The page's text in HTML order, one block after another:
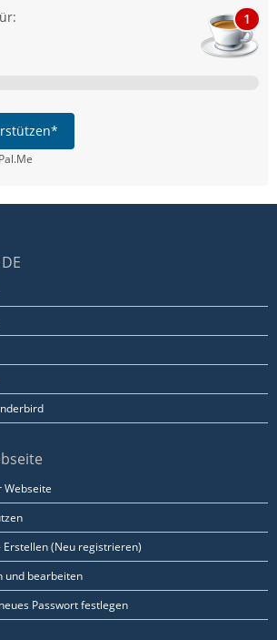
1
Webseite
(Neu registrieren)
und bearbeiten
Passwort festlegen